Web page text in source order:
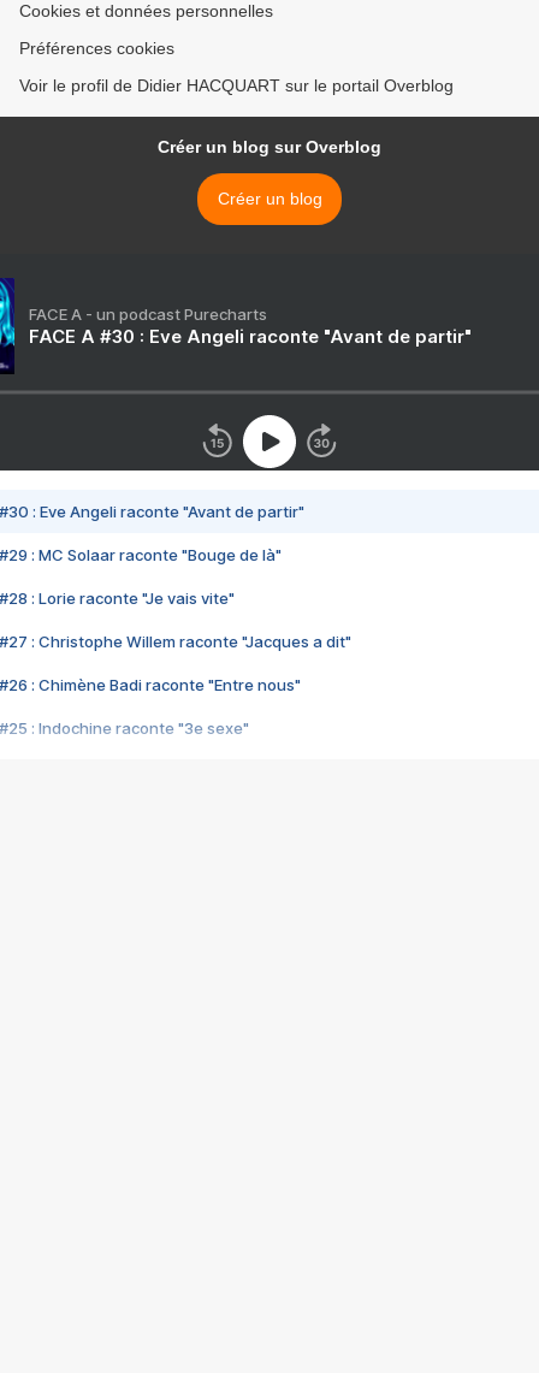
Cookies et données personnelles
Préférences cookies
Voir le profil de Didier HACQUART sur le portail Overblog
Créer un blog sur Overblog
Créer un blog
FACE A - un podcast Purecharts
FACE A #30 : Eve Angeli raconte "Avant de partir"
#30 : Eve Angeli raconte "Avant de partir"
#29 : MC Solaar raconte "Bouge de là"
#28 : Lorie raconte "Je vais vite"
#27 : Christophe Willem raconte "Jacques a dit"
#26 : Chimène Badi raconte "Entre nous"
#25 : Indochine raconte "3e sexe"